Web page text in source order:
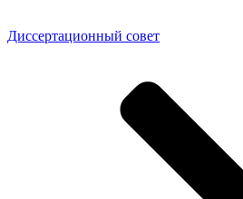
Диссертационный совет